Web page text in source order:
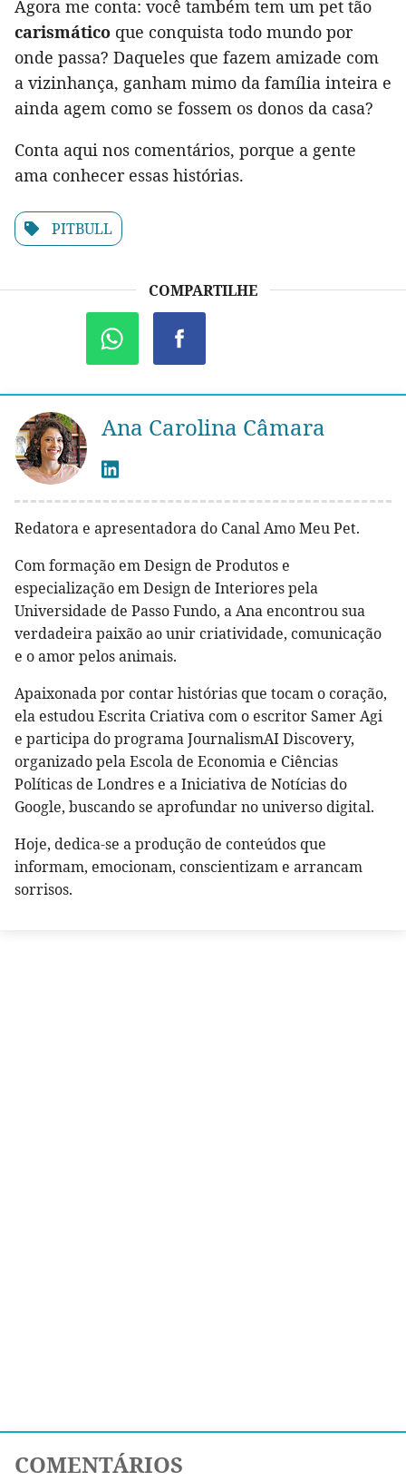
Agora me conta: você também tem um pet tão
carismático que conquista todo mundo por
onde passa? Daqueles que fazem amizade com
a vizinhança, ganham mimo da família inteira e
ainda agem como se fossem os donos da casa?
Conta aqui nos comentários, porque a gente
ama conhecer essas histórias.
PITBULL
COMPARTILHE
Ana Carolina Câmara
Redatora e apresentadora do Canal Amo Meu Pet.
Com formação em Design de Produtos e
especialização em Design de Interiores pela
Universidade de Passo Fundo, a Ana encontrou sua
verdadeira paixão ao unir criatividade, comunicação
e o amor pelos animais.
Apaixonada por contar histórias que tocam o coração,
ela estudou Escrita Criativa com o escritor Samer Agi
e participa do programa JournalismAI Discovery,
organizado pela Escola de Economia e Ciências
Políticas de Londres e a Iniciativa de Notícias do
Google, buscando se aprofundar no universo digital.
Hoje, dedica-se a produção de conteúdos que
informam, emocionam, conscientizam e arrancam
sorrisos.
COMENTÁRIOS